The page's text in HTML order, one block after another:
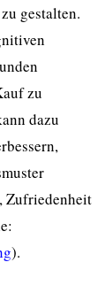
gestalten.
zu
dazu
Zufriedenheit
).